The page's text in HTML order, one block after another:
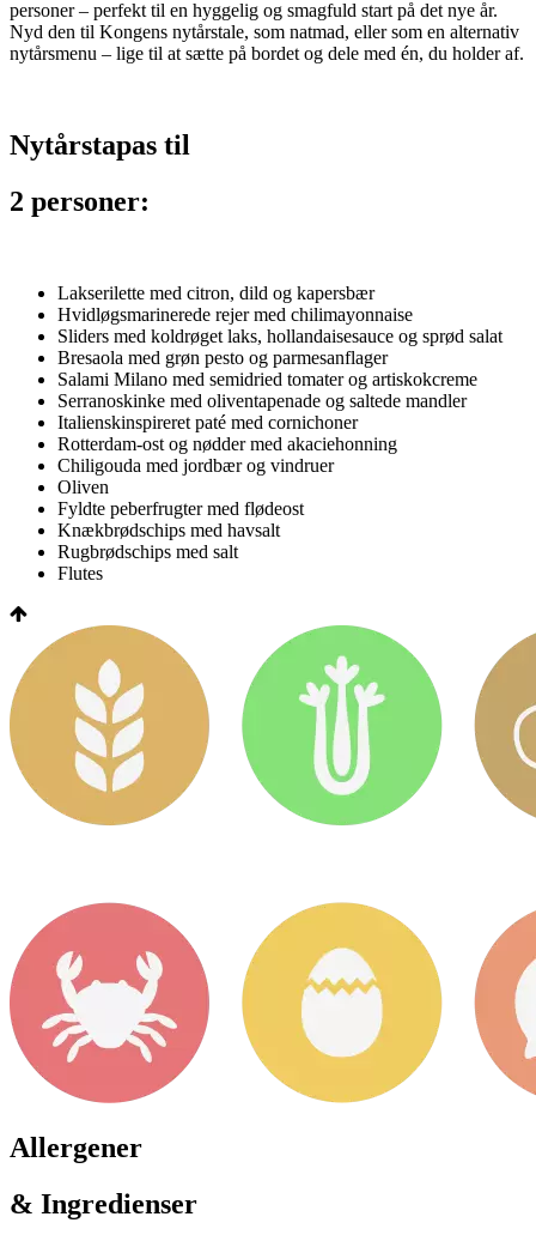
personer – perfekt til en hyggelig og smagfuld start på det nye år.
Nyd den til Kongens nytårstale, som natmad, eller som en alternativ
nytårsmenu – lige til at sætte på bordet og dele med én, du holder af.
Nytårstapas til
2 personer:
Lakserilette med citron, dild og kapersbær
Hvidløgsmarinerede rejer med chilimayonnaise
Sliders med koldrøget laks, hollandaisesauce og sprød salat
Bresaola med grøn pesto og parmesanflager
Salami Milano med semidried tomater og artiskokcreme
Serranoskinke med oliventapenade og saltede mandler
Italienskinspireret paté med cornichoner
Rotterdam-ost og nødder med akaciehonning
Chiligouda med jordbær og vindruer
Oliven
Fyldte peberfrugter med flødeost
Knækbrødschips med havsalt
Rugbrødschips med salt
Flutes
Allergener
& Ingredienser